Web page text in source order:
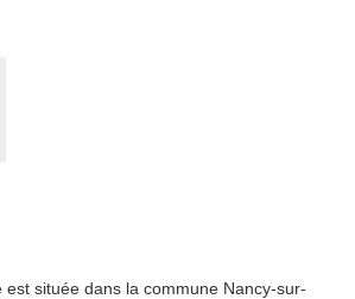
est située dans la commune Nancy-sur-